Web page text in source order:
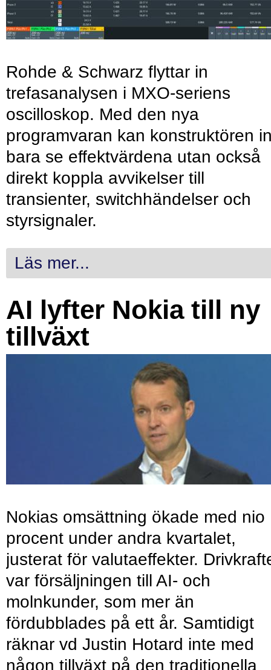
Rohde & Schwarz flyttar in
trefasanalysen i MXO-seriens
oscilloskop. Med den nya
programvaran kan konstruktören
bara se effektvärdena utan också
direkt koppla avvikelser till
transienter, switchhändelser och
styrsignaler.
Läs mer...
AI lyfter Nokia till ny
tillväxt
Nokias omsättning ökade med nio
procent under andra kvartalet,
justerat för valutaeffekter.
var försäljningen till AI- och
molnkunder, som mer än
fördubblades på ett år. Samtidigt
räknar vd Justin Hotard inte med
någon tillväxt på den traditionella